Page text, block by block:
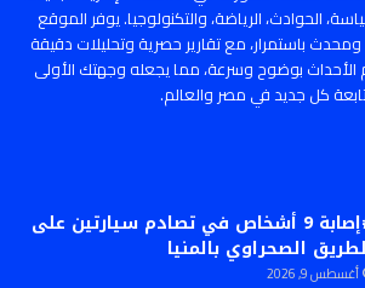
الحوادث، الرياضة، والتكنولوجيا. يوفر الموقع
باستمرار، مع تقارير حصرية وتحليلات دقيقة
بوضوح وسرعة، مما يجعله وجهتك الأولى
كل جديد في مصر والعالم.
#إصابة 9 أشخاص في تصادم سيارتين على
الصحراوي بالمنيا
أغسطس 9, 2026